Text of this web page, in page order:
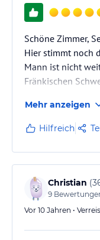
Schöne Zimmer,
Hier stimmt noch
Mann ist nicht
Fränkischen
Mehr anzeigen
Hilfreich
Christian (
9
Vor 10 Jahren •